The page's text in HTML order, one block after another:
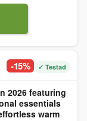
-15% ✓ Testad
2026 featuring
essentials
warm